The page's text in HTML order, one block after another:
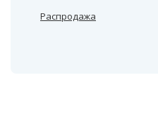
Распродажа